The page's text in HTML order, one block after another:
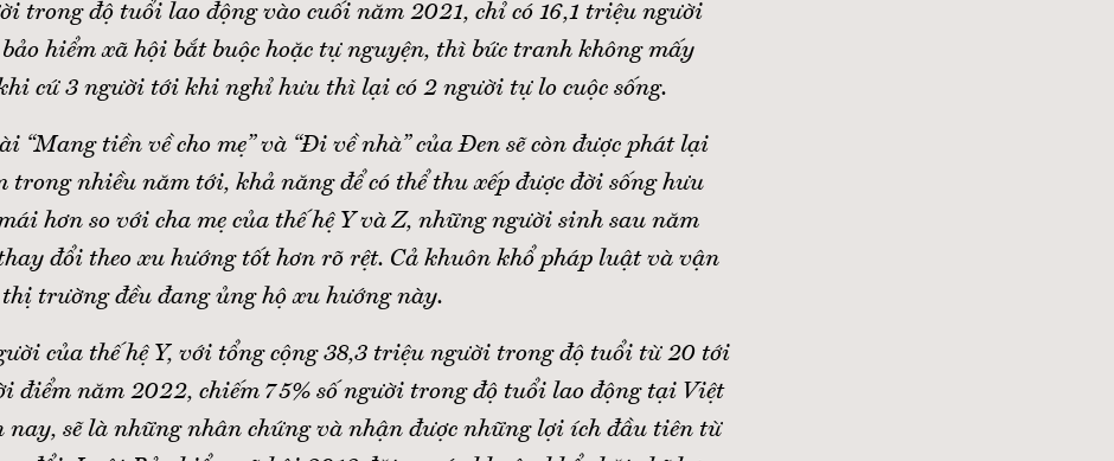
trong độ tuổi lao động vào cuối năm 2021, chỉ có 16,1 triệu người
hiểm xã hội bắt buộc hoặc tự nguyện, thì bức tranh không mấy
cứ 3 người tới khi nghỉ hưu thì lại có 2 người tự lo cuộc sống.
“Mang tiền về cho mẹ” và “Đi về nhà” của Đen sẽ còn được phát lại
trong nhiều năm tới, khả năng để có thể thu xếp được đời sống hưu
hơn so với cha mẹ của thế hệ Y và Z, những người sinh sau năm
đổi theo xu hướng tốt hơn rõ rệt. Cả khuôn khổ pháp luật và vận
thị trường đều đang ủng hộ xu hướng này.
của thế hệ Y, với tổng cộng 38,3 triệu người trong độ tuổi từ 20 tới
điểm năm 2022, chiếm 75% số người trong độ tuổi lao động tại Việt
nay, sẽ là những nhân chứng và nhận được những lợi ích đầu tiên từ